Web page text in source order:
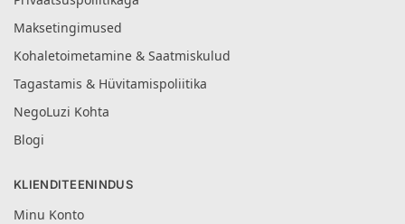
Maksetingimused
Kohaletoimetamine & Saatmiskulud
Tagastamis & Hüvitamispoliitika
NegoLuzi Kohta
Blogi
KLIENDITEENINDUS
Minu Konto